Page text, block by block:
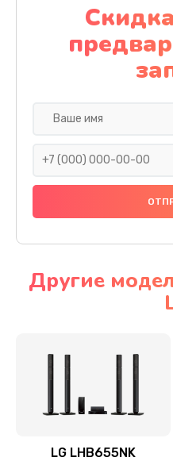
Замена
Ремонт
Ремонт
Ремонт / замена
Другие
LG LHB655NK